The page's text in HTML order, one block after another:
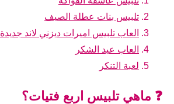
تلبيس بنات عطلة الصيف
العاب تلبيس اميرات ديزني لاند جديدة
العاب عيد الشكر
لعبة التنكر
❓ ماهي تلبيس اربع فتيات؟